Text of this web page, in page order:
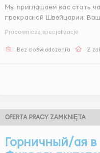
Мы приглашаем вас стать
прекрасной Швейцарии.
Pracownicze specjalizacje
Bez doświadczenia Z
OFERTA PRACY ZAMKNIĘTA
Горничный/ая в